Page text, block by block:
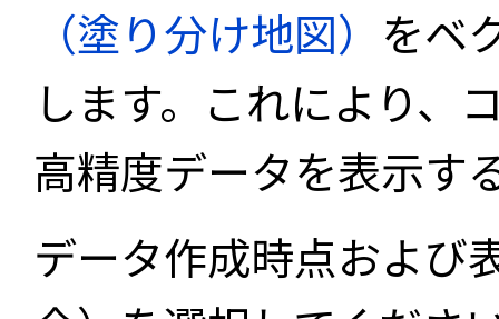
（塗り分け地図） をベ
します。これにより、
高精度データを表示す
データ作成時点および